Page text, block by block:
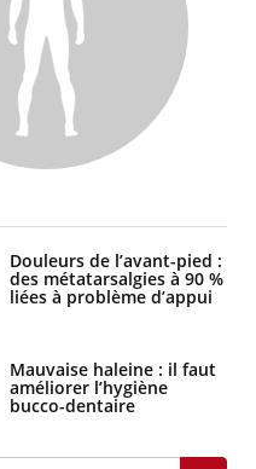
Douleurs de l’avant-pied :
des métatarsalgies à 90 %
liées à problème d’appui
Mauvaise haleine : il faut
améliorer l’hygiène
bucco-dentaire